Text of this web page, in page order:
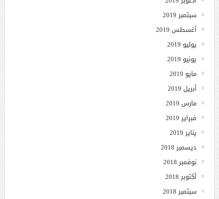
سبتمبر 2019
أغسطس 2019
يوليو 2019
يونيو 2019
مايو 2019
أبريل 2019
مارس 2019
فبراير 2019
يناير 2019
ديسمبر 2018
نوفمبر 2018
أكتوبر 2018
سبتمبر 2018